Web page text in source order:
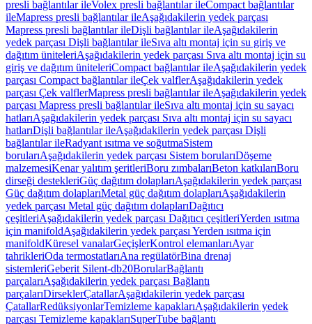
presli bağlantılar ileVolex presli bağlantılar ileCompact bağlantılar
ileMapress presli bağlantılar ileAşağıdakilerin yedek parçası
Mapress presli bağlantılar ileDişli bağlantılar ileAşağıdakilerin
yedek parçası Dişli bağlantılar ileSıva altı montaj için su giriş ve
dağıtım üniteleriAşağıdakilerin yedek parçası Sıva altı montaj için su
giriş ve dağıtım üniteleriCompact bağlantılar ileAşağıdakilerin yedek
parçası Compact bağlantılar ileÇek valflerAşağıdakilerin yedek
parçası Çek valflerMapress presli bağlantılar ileAşağıdakilerin yedek
parçası Mapress presli bağlantılar ileSıva altı montaj için su sayacı
hatlarıAşağıdakilerin yedek parçası Sıva altı montaj için su sayacı
hatlarıDişli bağlantılar ileAşağıdakilerin yedek parçası Dişli
bağlantılar ileRadyant ısıtma ve soğutmaSistem
borularıAşağıdakilerin yedek parçası Sistem borularıDöşeme
malzemesiKenar yalıtım şeritleriBoru zımbalarıBeton katkılarıBoru
dirseği destekleriGüç dağıtım dolaplarıAşağıdakilerin yedek parçası
Güç dağıtım dolaplarıMetal güç dağıtım dolaplarıAşağıdakilerin
yedek parçası Metal güç dağıtım dolaplarıDağıtıcı
çeşitleriAşağıdakilerin yedek parçası Dağıtıcı çeşitleriYerden ısıtma
için manifoldAşağıdakilerin yedek parçası Yerden ısıtma için
manifoldKüresel vanalarGeçişlerKontrol elemanlarıAyar
tahrikleriOda termostatlarıAna regülatörBina drenaj
sistemleriGeberit Silent-db20BorularBağlantı
parçalarıAşağıdakilerin yedek parçası Bağlantı
parçalarıDirseklerÇatallarAşağıdakilerin yedek parçası
ÇatallarRedüksiyonlarTemizleme kapaklarıAşağıdakilerin yedek
parçası Temizleme kapaklarıSuperTube bağlantı